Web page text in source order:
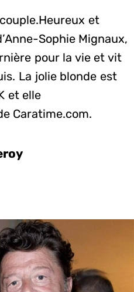
et
Sophie Mignaux,
pour la vie et vit
La jolie blonde est
et elle
Caratime.com.